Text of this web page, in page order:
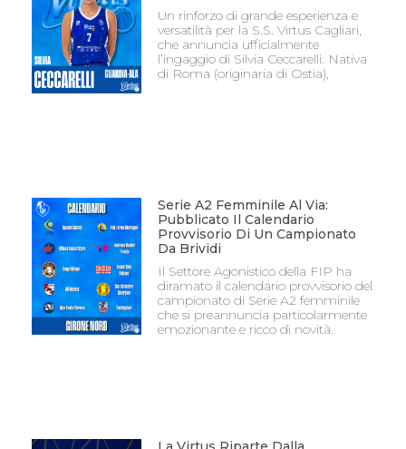
Un rinforzo di grande esperienza e
versatilità per la S.S. Virtus Cagliari,
che annuncia ufficialmente
l’ingaggio di Silvia Ceccarelli. Nativa
di Roma (originaria di Ostia),
Serie A2 Femminile Al Via:
Pubblicato Il Calendario
Provvisorio Di Un Campionato
Da Brividi
Il Settore Agonistico della FIP ha
diramato il calendario provvisorio del
campionato di Serie A2 femminile
che si preannuncia particolarmente
emozionante e ricco di novità.